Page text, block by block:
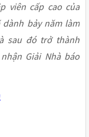
viên cấp cao của
bảy năm làm
sau đó trở thành
Giải Nhà báo